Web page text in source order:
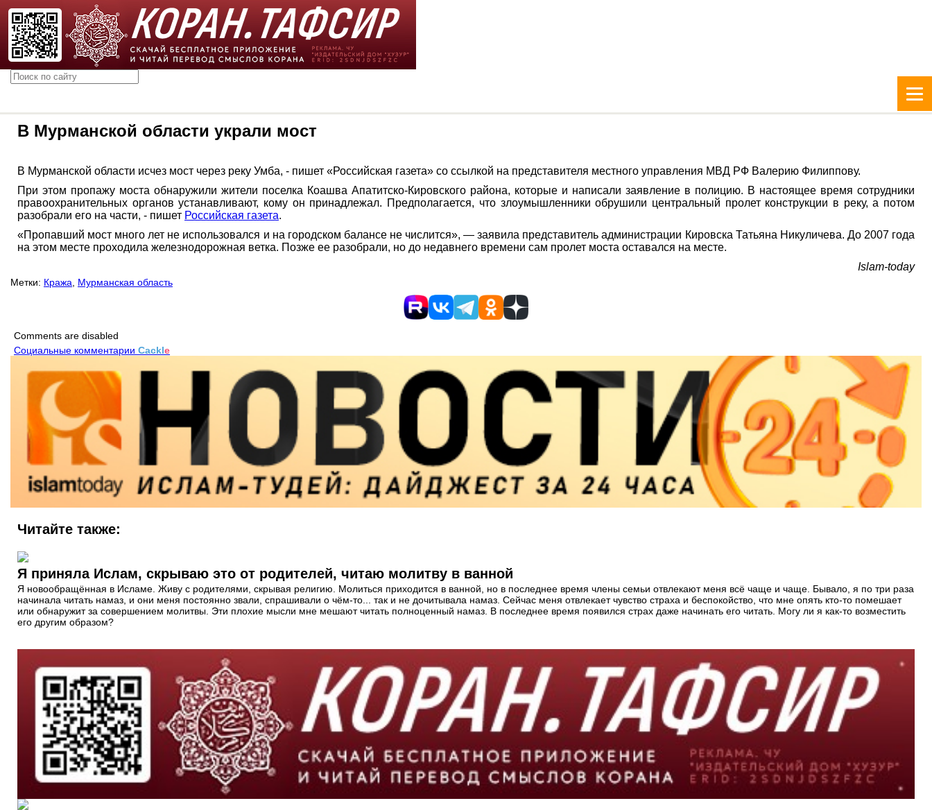
В Мурманской области украли мост
В Мурманской области исчез мост через реку Умба, - пишет «Российская газета» со ссылкой на представителя местного управления МВД РФ Валерию Филиппову.
При этом пропажу моста обнаружили жители поселка Коашва Апатитско-Кировского района, которые и написали заявление в полицию. В настоящее время сотрудники
правоохранительных органов устанавливают, кому он принадлежал. Предполагается, что злоумышленники обрушили центральный пролет конструкции в реку, а потом
разобрали его на части, - пишет Российская газета.
«Пропавший мост много лет не использовался и на городском балансе не числится», — заявила представитель администрации Кировска Татьяна Никуличева. До 2007 года
на этом месте проходила железнодорожная ветка. Позже ее разобрали, но до недавнего времени сам пролет моста оставался на месте.
Islam-today
Метки: Кража Мурманская область
Comments are disabled
Социальные комментарии Cackle
Читайте также:
Я приняла Ислам, скрываю это от родителей, читаю молитву в ванной
Я новообращённая в Исламе. Живу с родителями, скрывая религию. Молиться приходится в ванной, но в последнее время члены семьи отвлекают меня всё чаще и чаще. Бывало, я по три раза
начинала читать намаз, и они меня постоянно звали, спрашивали о чём-то... так и не дочитывала намаз. Сейчас меня отвлекает чувство страха и беспокойство, что мне опять кто-то помешает
или обнаружит за совершением молитвы. Эти плохие мысли мне мешают читать полноценный намаз. В последнее время появился страх даже начинать его читать. Могу ли я как-то возместить
его другим образом?